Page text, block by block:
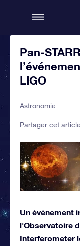
Pan-
LIGO
Astronomie
Partager cet
Un événement
l'Observatoire
Interferometer